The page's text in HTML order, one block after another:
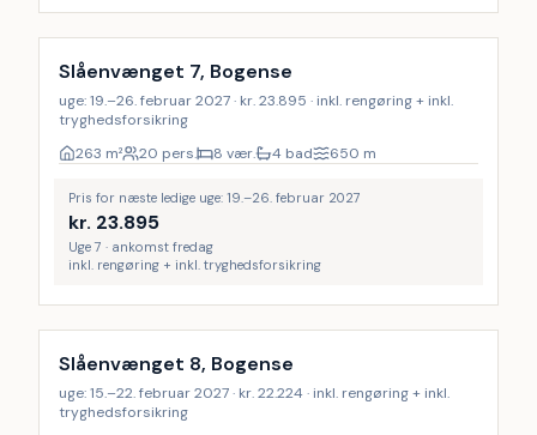
Inkl. rengøring
Slåenvænget 7, Bogense
uge: 19.–26. februar 2027 · kr. 23.895 · inkl. rengøring + inkl.
tryghedsforsikring
263 m² 20 pers. 8 vær. 4 bad 650 m
Pris for næste ledige uge: 19.–26. februar 2027
kr. 23.895
Uge 7 · ankomst fredag
inkl. rengøring + inkl. tryghedsforsikring
Inkl. rengøring
Slåenvænget 8, Bogense
uge: 15.–22. februar 2027 · kr. 22.224 · inkl. rengøring + inkl.
tryghedsforsikring